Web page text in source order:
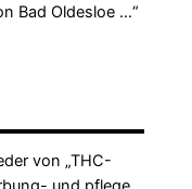
Bad Oldesloe …“
von „THC-